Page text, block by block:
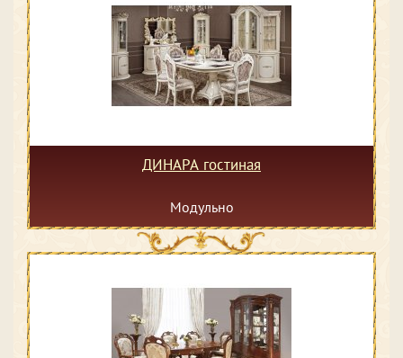
ДИНАРА гостиная
Модульно